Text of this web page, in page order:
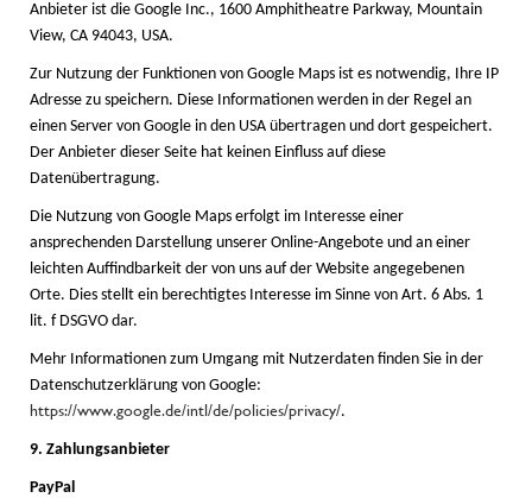
Anbieter ist die Google Inc., 1600 Amphitheatre Parkway, Mountain
View, CA 94043, USA.
Zur Nutzung der Funktionen von Google Maps ist es notwendig, Ihre IP
Adresse zu speichern. Diese Informationen werden in der Regel an
einen Server von Google in den USA übertragen und dort gespeichert.
Der Anbieter dieser Seite hat keinen Einfluss auf diese
Datenübertragung.
Die Nutzung von Google Maps erfolgt im Interesse einer
ansprechenden Darstellung unserer Online-Angebote und an einer
leichten Auffindbarkeit der von uns auf der Website angegebenen
Orte. Dies stellt ein berechtigtes Interesse im Sinne von Art. 6 Abs. 1
lit. f DSGVO dar.
Mehr Informationen zum Umgang mit Nutzerdaten finden Sie in der
Datenschutzerklärung von Google:
https://www.google.de/intl/de/policies/privacy/.
9. Zahlungsanbieter
PayPal